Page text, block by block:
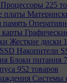
Процессоры 225
Жесткие диски
Накопители
Блоки питания
952 товаров
Системы